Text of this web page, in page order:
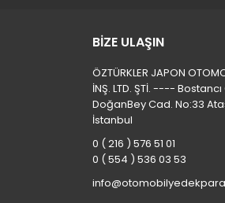
BİZE ULAŞIN
ÖZTÜRKLER JAPON
İNŞ. LTD. ŞTİ. ----
DoğanBey Cad. No:33
İstanbul
0 ( 216 ) 576 51 01
0 ( 554 ) 536 03 53